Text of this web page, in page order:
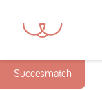
Succesmatch